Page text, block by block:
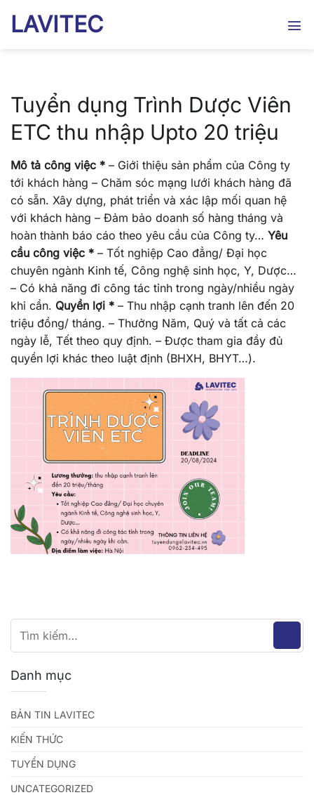
LAVITEC
Tuyển dụng Trình Dược Viên
ETC thu nhập Upto 20 triệu
Mô tả công việc * – Giới thiệu sản phẩm của Công ty
tới khách hàng – Chăm sóc mạng lưới khách hàng đã
có sẵn. Xây dựng, phát triển và xác lập mối quan hệ
với khách hàng – Đảm bảo doanh số hàng tháng và
hoàn thành báo cáo theo yêu cầu của Công ty… Yêu
cầu công việc * – Tốt nghiệp Cao đẳng/ Đại học
chuyên ngành Kinh tế, Công nghệ sinh học, Y, Dược…
– Có khả năng đi công tác tỉnh trong ngày/nhiều ngày
khi cần. Quyền lợi * – Thu nhập cạnh tranh lên đến 20
triệu đồng/ tháng. – Thưởng Năm, Quý và tất cả các
ngày lễ, Tết theo quy định. – Được tham gia đầy đủ
quyền lợi khác theo luật định (BHXH, BHYT…).
Danh mục
BẢN TIN LAVITEC
KIẾN THỨC
TUYỂN DỤNG
UNCATEGORIZED